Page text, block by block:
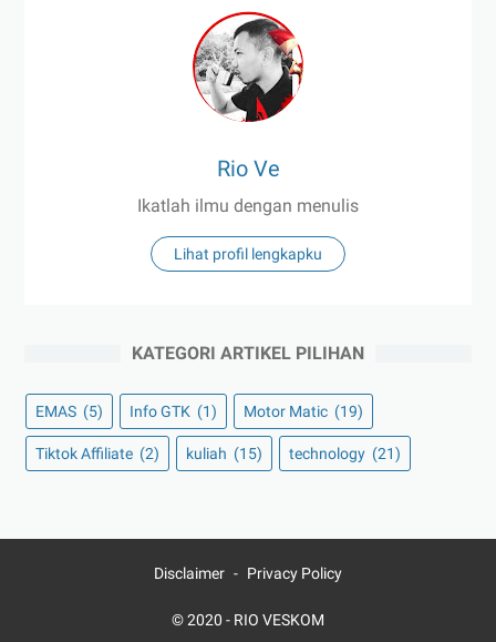
Rio Ve
Ikatlah ilmu dengan menulis
Lihat profil lengkapku
KATEGORI ARTIKEL PILIHAN
EMAS (5) Info GTK (1) Motor Matic (19)
Tiktok Affiliate (2) kuliah (15) technology (21)
Disclaimer Privacy Policy
© 2020 - RIO VESKOM